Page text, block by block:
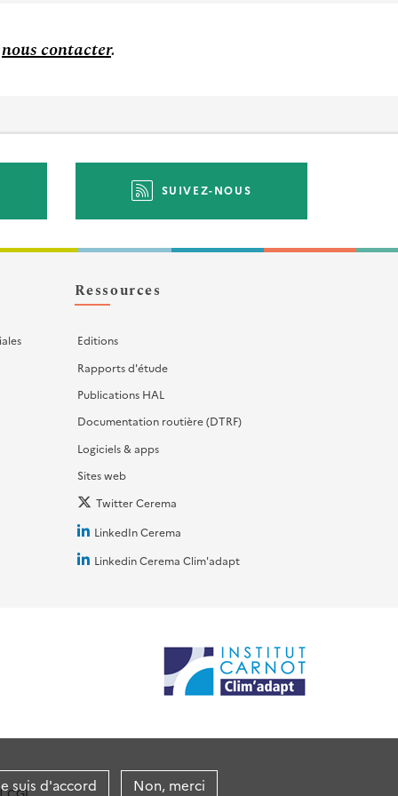
suis d'accord Non, merci
nous contacter.
SUIVEZ-NOUS
Ressources
Editions
Rapports d'étude
Publications HAL
Documentation routière (DTRF)
Logiciels & apps
Sites web
Twitter Cerema
LinkedIn Cerema
Linkedin Cerema Clim'adapt